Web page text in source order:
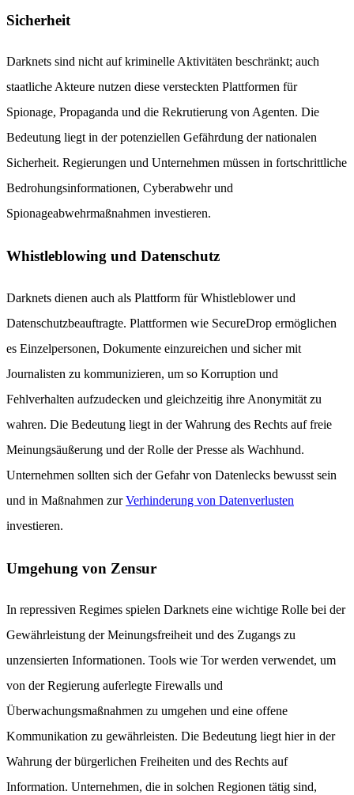
Sicherheit
Darknets sind nicht auf kriminelle Aktivitäten beschränkt; auch
staatliche Akteure nutzen diese versteckten Plattformen für
Spionage, Propaganda und die Rekrutierung von Agenten. Die
Bedeutung liegt in der potenziellen Gefährdung der nationalen
Sicherheit. Regierungen und Unternehmen müssen in fortschrittliche
Bedrohungsinformationen, Cyberabwehr und
Spionageabwehrmaßnahmen investieren.
Whistleblowing und Datenschutz
Darknets dienen auch als Plattform für Whistleblower und
Datenschutzbeauftragte. Plattformen wie SecureDrop ermöglichen
es Einzelpersonen, Dokumente einzureichen und sicher mit
Journalisten zu kommunizieren, um so Korruption und
Fehlverhalten aufzudecken und gleichzeitig ihre Anonymität zu
wahren. Die Bedeutung liegt in der Wahrung des Rechts auf freie
Meinungsäußerung und der Rolle der Presse als Wachhund.
Unternehmen sollten sich der Gefahr von Datenlecks bewusst sein
und in Maßnahmen zurVerhinderung von Datenverlusten
investieren.
Umgehung von Zensur
In repressiven Regimes spielen Darknets eine wichtige Rolle bei der
Gewährleistung der Meinungsfreiheit und des Zugangs zu
unzensierten Informationen. Tools wie Tor werden verwendet, um
von der Regierung auferlegte Firewalls und
Überwachungsmaßnahmen zu umgehen und eine offene
Kommunikation zu gewährleisten. Die Bedeutung liegt hier in der
Wahrung der bürgerlichen Freiheiten und des Rechts auf
Information. Unternehmen, die in solchen Regionen tätig sind,